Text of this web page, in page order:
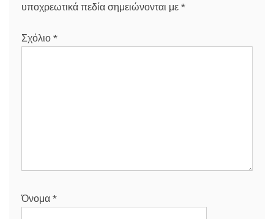
υποχρεωτικά πεδία σημειώνονται με *
Σχόλιο *
Όνομα *